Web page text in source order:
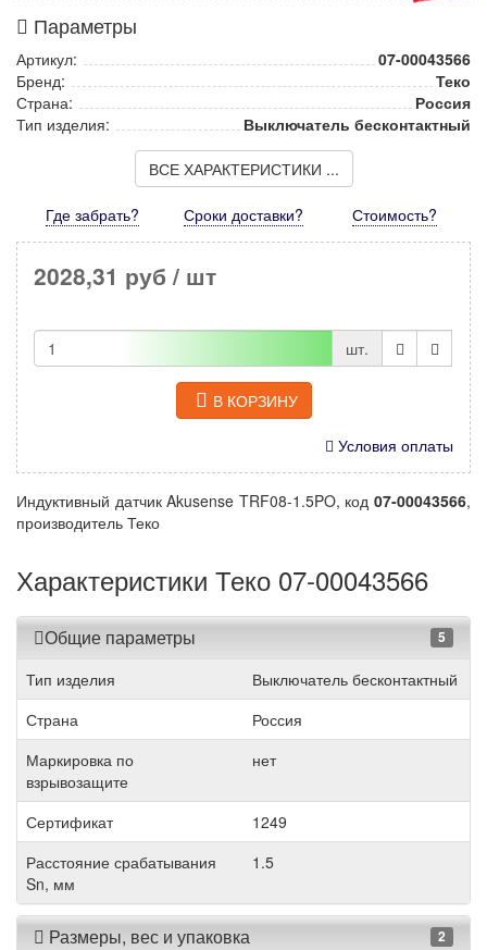
Параметры
Артикул:
07-00043566
Бренд:
Теко
Страна:
Россия
Тип изделия:
Выключатель бесконтактный
ВСЕ ХАРАКТЕРИСТИКИ ...
Где забрать? Сроки доставки? Стоимость?
2028,31 руб / шт
шт.
В КОРЗИНУ
Условия оплаты
Индуктивный датчик Akusense TRF08-1.5PO, код 07-00043566,
производитель Теко
Характеристики Теко 07-00043566
Общие параметры 5
Тип изделия
Выключатель бесконтактный
Страна
Россия
Маркировка по
взрывозащите
нет
Сертификат
1249
Расстояние срабатывания
Sn, мм
1.5
Размеры, вес и упаковка 2